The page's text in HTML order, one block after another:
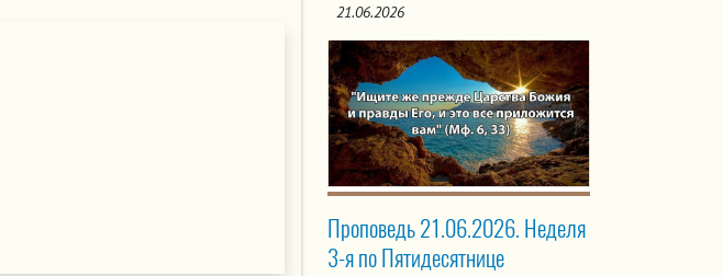
21.06.2026
Проповедь 21.06.2026. Неделя
3-я по Пятидесятнице